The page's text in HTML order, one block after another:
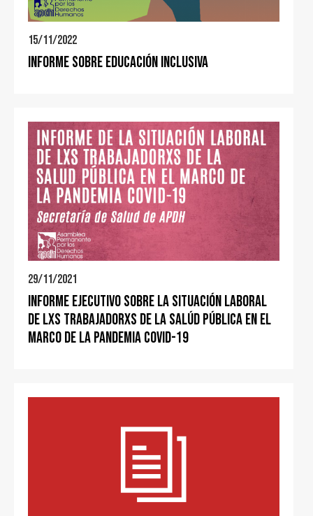
15/11/2022
Informe sobre Educación Inclusiva
29/11/2021
Informe Ejecutivo sobre la Situación Laboral
de lxs trabajadorxs de la Salúd Pública en el
marco de la pandemia COVID-19